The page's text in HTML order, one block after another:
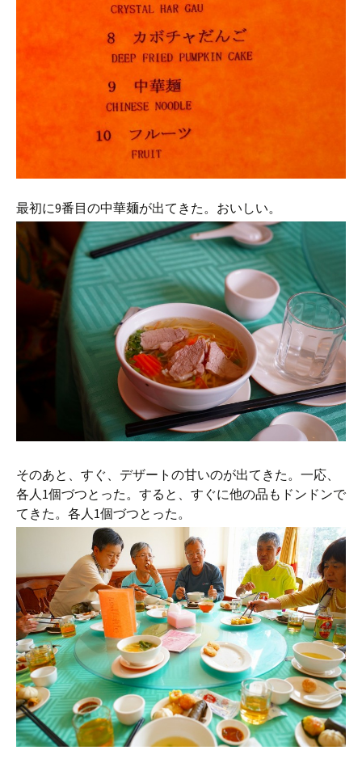
最初に9番目の中華麺が出てきた。おいしい。
そのあと、すぐ、デザートの甘いのが出てきた。一応、
各人1個づつとった。すると、すぐに他の品もドンドンで
てきた。各人1個づつとった。